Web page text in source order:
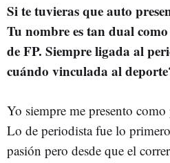
Si te tuvieras que auto
Tu nombre es tan dual
de FP. Siempre ligada al
cuándo vinculada al
Yo siempre me presento
Lo de periodista fue lo
pasión pero desde que el